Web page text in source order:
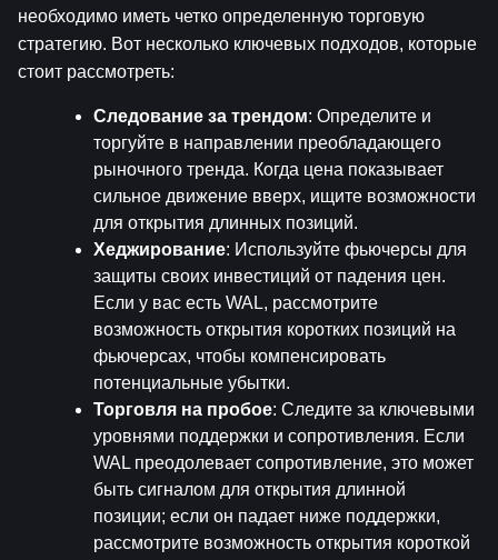
необходимо иметь четко определенную торговую
стратегию. Вот несколько ключевых подходов, которые
стоит рассмотреть:
Следование за трендом: Определите и
торгуйте в направлении преобладающего
рыночного тренда. Когда цена показывает
сильное движение вверх, ищите возможности
для открытия длинных позиций.
Хеджирование: Используйте фьючерсы для
защиты своих инвестиций от падения цен.
Если у вас есть WAL, рассмотрите
возможность открытия коротких позиций на
фьючерсах, чтобы компенсировать
потенциальные убытки.
Торговля на пробое: Следите за ключевыми
уровнями поддержки и сопротивления. Если
WAL преодолевает сопротивление, это может
быть сигналом для открытия длинной
позиции; если он падает ниже поддержки,
рассмотрите возможность открытия короткой